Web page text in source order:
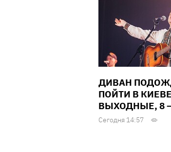
ДИВАН
ПОЙТИ В
ВЫХОДНЫЕ, 8 –
Сегодня 14:57